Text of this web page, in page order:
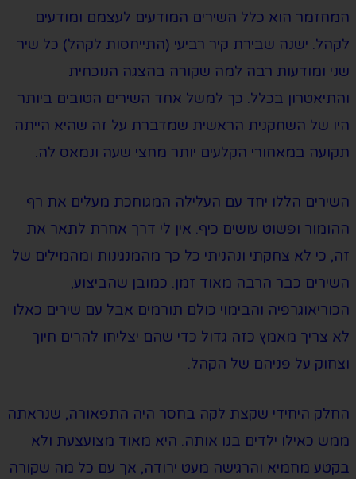
המחזמר הוא כלל השירים המודעים לעצמם ומודעים
לקהל. ישנה שבירת קיר רביעי (התייחסות לקהל) כל שיר
שני ומודעות רבה למה שקורה בהצגה הנוכחית
והתיאטרון בכלל. כך למשל אחד השירים הטובים ביותר
היו של השחקנית הראשית שמדברת על זה שהיא הייתה
תקועה במאחורי הקלעים יותר מחצי שעה ונמאס לה.
השירים הללו יחד עם העלילה המגוחכת מעלים את רף
ההומור ופשוט עושים כיף. אין לי דרך אחרת לתאר את
זה, כי לא צחקתי ונהניתי כל כך מהמנגינות ומהמילים של
השירים כבר הרבה מאוד זמן. כמובן שהביצוע,
הכוריאוגרפיה והבימוי כולם תורמים אבל עם שירים כאלו
לא צריך מאמץ כזה גדול כדי שהם יצליחו להרים חיוך
וצחוק על פניהם של הקהל.
החלק היחידי שקצת לקה בחסר היה התפאורה, שנראתה
ממש כאילו ילדים בנו אותה. היא מאוד מצועצעת ולא
בקטע מחמיא והרגישה מעט ירודה, אך עם כל מה שקורה